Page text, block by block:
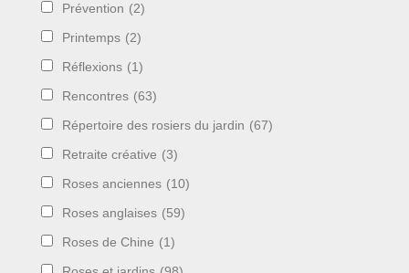
Prévention (2)
Printemps (2)
Réflexions (1)
Rencontres (63)
Répertoire des rosiers du jardin (67)
Retraite créative (3)
Roses anciennes (10)
Roses anglaises (59)
Roses de Chine (1)